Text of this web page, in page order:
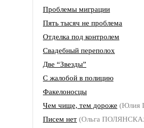
Проблемы миграции
Пять тысяч не проблема
Отделка под контролем
Свадебный переполох
Две “Звезды”
С жалобой в полицию
Факелоносцы
Чем чище, тем дороже (Юлия
Писем нет (Ольга